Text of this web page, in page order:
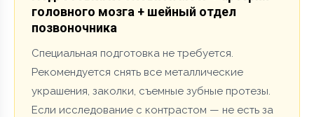
головного мозга + шейный отдел
позвоночника
Специальная подготовка не требуется.
Рекомендуется снять все металлические
украшения, заколки, съемные зубные протезы.
Если исследование с контрастом — не есть за